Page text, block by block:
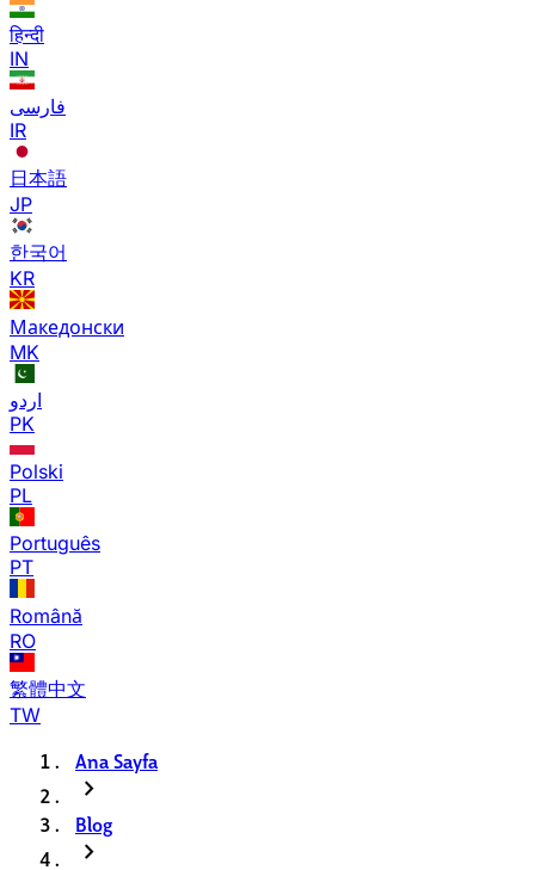
हिन्दी
IN
فارسی
IR
日本語
JP
한국어
KR
Македонски
MK
اردو
PK
Polski
PL
Português
PT
Română
RO
繁體中文
TW
Ana Sayfa
chevron_right
Blog
chevron_right